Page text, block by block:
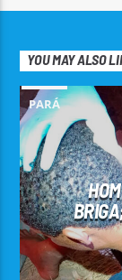
YOU MAY ALSO
PARÁ